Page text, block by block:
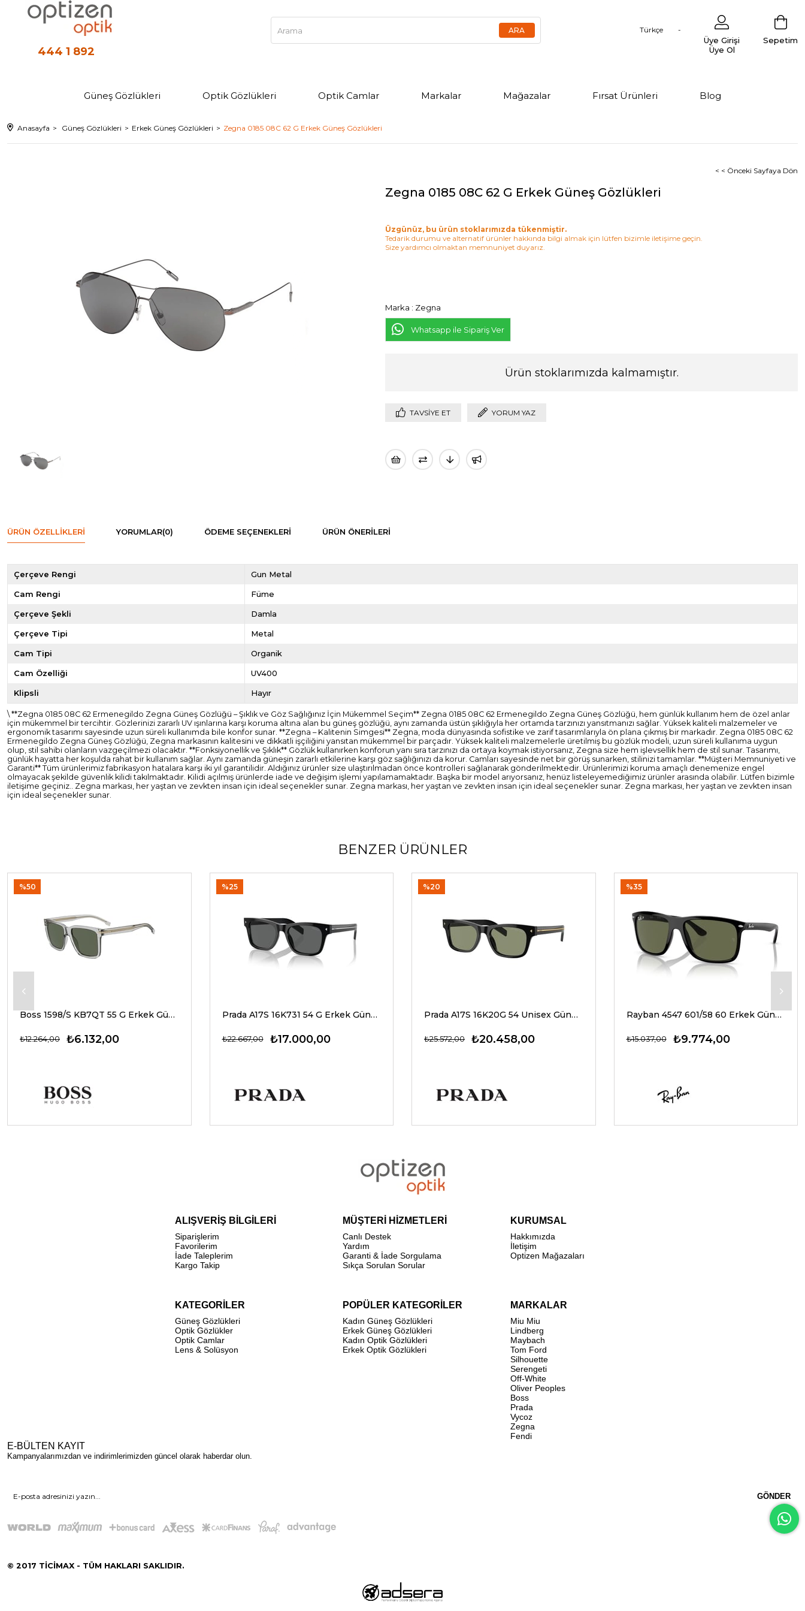
444 1 892
Türkçe
Sepetim
Üye Girişi
Üye Ol
Güneş Gözlükleri Optik Gözlükleri Optik Camlar Markalar Mağazalar Fırsat Ürünleri Blog
Anasayfa Güneş Gözlükleri Erkek Güneş Gözlükleri Zegna 0185 08C 62 G Erkek Güneş Gözlükleri
< < Önceki Sayfaya Dön
Zegna 0185 08C 62 G Erkek Güneş Gözlükleri
Üzgünüz, bu ürün stoklarımızda tükenmiştir.
Tedarik durumu ve alternatif ürünler hakkında bilgi almak için lütfen bizimle iletişime geçin.
Size yardımcı olmaktan memnuniyet duyarız.
Marka : Zegna
Whatsapp ile Sipariş Ver
Ürün stoklarımızda kalmamıştır.
TAVSIYE ET YORUM YAZ
ÜRÜN ÖZELLIKLERI YORUMLAR(0) ÖDEME SEÇENEKLERI ÜRÜN ÖNERILERI
Çerçeve Rengi Gun Metal
Cam Rengi Füme
Çerçeve Şekli Damla
Çerçeve Tipi Metal
Cam Tipi Organik
Cam Özelliği UV400
Klipsli Hayır
\ **Zegna 0185 08C 62 Ermenegildo Zegna Güneş Gözlüğü – Şıklık ve Göz Sağlığınız İçin Mükemmel Seçim** Zegna 0185 08C 62 Ermenegildo Zegna Güneş Gözlüğü, hem günlük kullanım hem de özel anlar
için mükemmel bir tercihtir. Gözlerinizi zararlı UV ışınlarına karşı koruma altına alan bu güneş gözlüğü, aynı zamanda üstün şıklığıyla her ortamda tarzınızı yansıtmanızı sağlar. Yüksek kaliteli malzemeler ve
ergonomik tasarımı sayesinde uzun süreli kullanımda bile konfor sunar. **Zegna – Kalitenin Simgesi** Zegna, moda dünyasında sofistike ve zarif tasarımlarıyla ön plana çıkmış bir markadır. Zegna 0185 08C 62
Ermenegildo Zegna Güneş Gözlüğü, Zegna markasının kalitesini ve dikkatli işçiliğini yansıtan mükemmel bir parçadır. Yüksek kaliteli malzemelerle üretilmiş bu gözlük modeli, uzun süreli kullanıma uygun
olup, stil sahibi olanların vazgeçilmezi olacaktır. **Fonksiyonellik ve Şıklık** Gözlük kullanırken konforun yanı sıra tarzınızı da ortaya koymak istiyorsanız, Zegna size hem işlevsellik hem de stil sunar. Tasarımı,
günlük hayatta her koşulda rahat bir kullanım sağlar. Aynı zamanda güneşin zararlı etkilerine karşı göz sağlığınızı da korur. Camları sayesinde net bir görüş sunarken, stilinizi tamamlar. **Müşteri Memnuniyeti ve
Garanti** Tüm ürünlerimiz fabrikasyon hatalara karşı iki yıl garantilidir. Aldığınız ürünler size ulaştırılmadan önce kontrolleri sağlanarak gönderilmektedir. Ürünlerimizi koruma amaçlı denemenize engel
olmayacak şekilde güvenlik kilidi takılmaktadır. Kilidi açılmış ürünlerde iade ve değişim işlemi yapılamamaktadır. Başka bir model arıyorsanız, henüz listeleyemediğimiz ürünler arasında olabilir. Lütfen bizimle
iletişime geçiniz.. Zegna markası, her yaştan ve zevkten insan için ideal seçenekler sunar. Zegna markası, her yaştan ve zevkten insan için ideal seçenekler sunar. Zegna markası, her yaştan ve zevkten insan
için ideal seçenekler sunar.
BENZER ÜRÜNLER
Boss 1598/S KB7QT 55 G Erkek Güneş Gözlükleri
₺6.132,00
₺12.264,00
%50
Prada A17S 16K731 54 G Erkek Güneş Gözlükleri
₺17.000,00
₺22.667,00
%25
Prada A17S 16K20G 54 Unisex Güneş Gözlükleri
₺20.458,00
₺25.572,00
%20
Rayban 4547 601/58 60 Erkek Güneş Gözlükleri
₺9.774,00
₺15.037,00
%35
ALIŞVERİŞ BİLGİLERİ
Siparişlerim
Favorilerim
İade Taleplerim
Kargo Takip
MÜŞTERİ HİZMETLERİ
Canlı Destek
Yardım
Garanti & İade Sorgulama
Sıkça Sorulan Sorular
KURUMSAL
Hakkımızda
İletişim
Optizen Mağazaları
KATEGORİLER
Güneş Gözlükleri
Optik Gözlükler
Optik Camlar
Lens & Solüsyon
POPÜLER KATEGORİLER
Kadın Güneş Gözlükleri
Erkek Güneş Gözlükleri
Kadın Optik Gözlükleri
Erkek Optik Gözlükleri
MARKALAR
Miu Miu
Lindberg
Maybach
Tom Ford
Silhouette
Serengeti
Off-White
Oliver Peoples
Boss
Prada
Vycoz
Zegna
Fendi
E-BÜLTEN KAYIT
Kampanyalarımızdan ve indirimlerimizden güncel olarak haberdar olun.
GÖNDER
© 2017 TİCİMAX - TÜM HAKLARI SAKLIDIR.